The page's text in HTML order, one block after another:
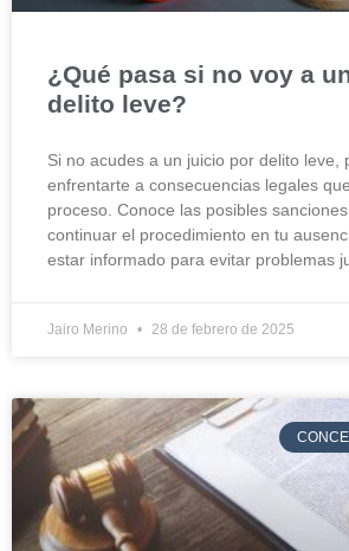
¿Qué pasa si no voy a
delito leve?
Si no acudes a un juicio por delito leve,
enfrentarte a consecuencias legales
proceso. Conoce las posibles
continuar el procedimiento en tu
estar informado para evitar problemas
Jairo Merino 28 de febrero de 2025